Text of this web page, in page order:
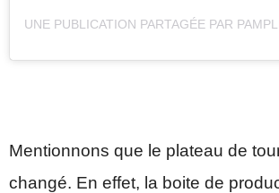
Mentionnons que le plateau de
changé. En effet, la boite de